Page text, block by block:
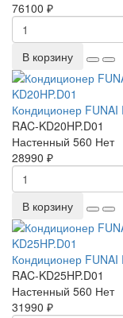
76100 ₽
В корзину
Кондиционер FUNAI
RAC-KD20HP.D01
Настенный 560 Нет
28990 ₽
В корзину
Кондиционер FUNAI
RAC-KD25HP.D01
Настенный 560 Нет
31990 ₽